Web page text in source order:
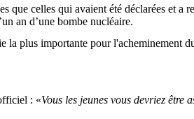
que celles qui avaient été déclarées et
an d’une bombe nucléaire.
plus importante pour l'acheminement
: «Vous les jeunes vous devriez être